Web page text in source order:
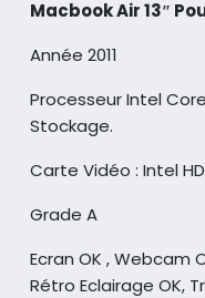
Macbook Air 13″
Année 2011
Processeur Intel Core
Stockage.
Carte Vidéo : Intel
Grade A
Ecran OK , Webcam
Rétro Eclairage OK,